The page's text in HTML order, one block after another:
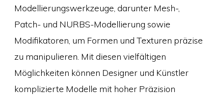
Modellierungswerkzeuge, darunter Mesh-,
Patch- und NURBS-Modellierung sowie
Modifikatoren, um Formen und Texturen präzise
zu manipulieren. Mit diesen vielfältigen
Möglichkeiten können Designer und Künstler
komplizierte Modelle mit hoher Präzision